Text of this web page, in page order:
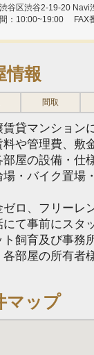
谷区渋谷2-19-20 Navi
：10:00~19:00
FAX
情報
間取
貸マンション
料や管理費、敷
部屋の設備・仕
・バイク置場
ロ、フリーレ
にて事前にスタ
飼育及び事務
各部屋の所有者
マップ